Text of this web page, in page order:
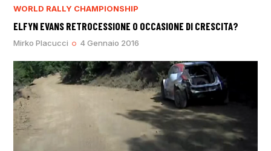
WORLD RALLY CHAMPIONSHIP
ELFYN EVANS RETROCESSIONE O OCCASIONE DI CRESCITA?
Mirko Placucci 4 Gennaio 2016